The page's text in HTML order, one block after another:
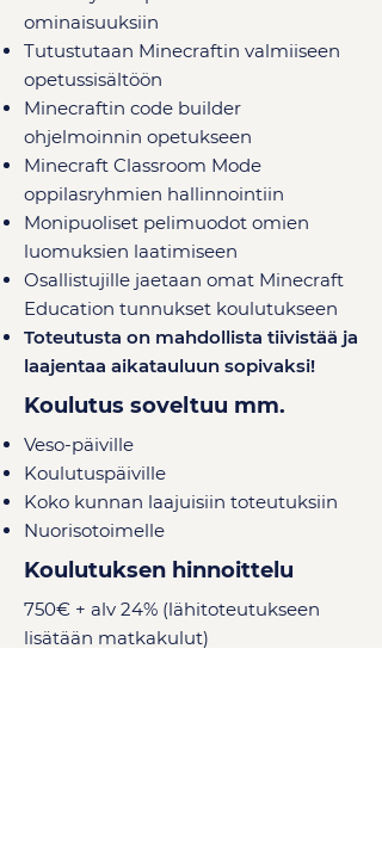
ominaisuuksiin
Tutustutaan Minecraftin valmiiseen
opetussisältöön
Minecraftin code builder
ohjelmoinnin opetukseen
Minecraft Classroom Mode
oppilasryhmien hallinnointiin
Monipuoliset pelimuodot omien
luomuksien laatimiseen
Osallistujille jaetaan omat Minecraft
Education tunnukset koulutukseen
Toteutusta on mahdollista tiivistää ja
laajentaa aikatauluun sopivaksi!
Koulutus soveltuu mm.
Veso-päiville
Koulutuspäiville
Koko kunnan laajuisiin toteutuksiin
Nuorisotoimelle
Koulutuksen hinnoittelu
750€ + alv 24% (lähitoteutukseen
lisätään matkakulut)